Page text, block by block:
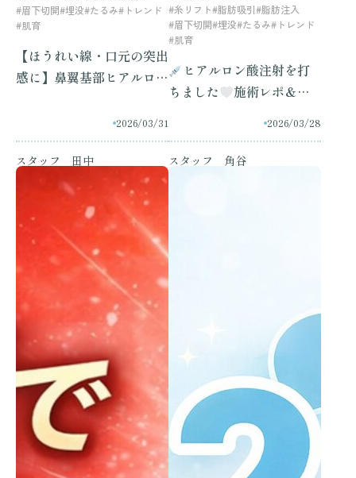
#眉下切開#埋没#たるみ#トレンド
#肌育
【ほうれい線・口元の突出
感に】鼻翼基部ヒアルロン
｜金山ラメールクリニック
2026/03/31
スタッフ 田中
#糸リフト#脂肪吸引#脂肪注入
#眉下切開#埋没#たるみ#トレンド
#肌育
ヒアルロン酸注射を打
ちました
施術レポ＆ヒ
2026/03/28
スタッフ 角谷